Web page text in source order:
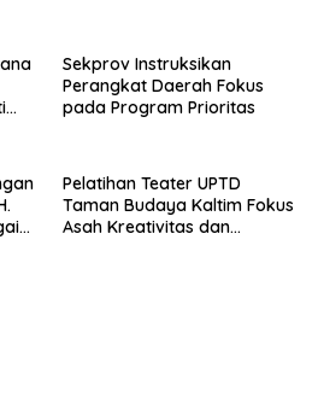
Sekprov Instruksikan
Perangkat Daerah Fokus
pada Program Prioritas
Pelatihan Teater UPTD
Taman Budaya Kaltim Fokus
Asah Kreativitas dan